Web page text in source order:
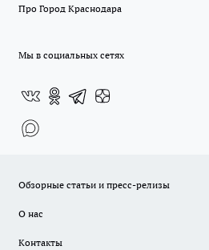
Про Город Краснодара
Мы в социальных сетях
Обзорные статьи и пресс-релизы
О нас
Контакты